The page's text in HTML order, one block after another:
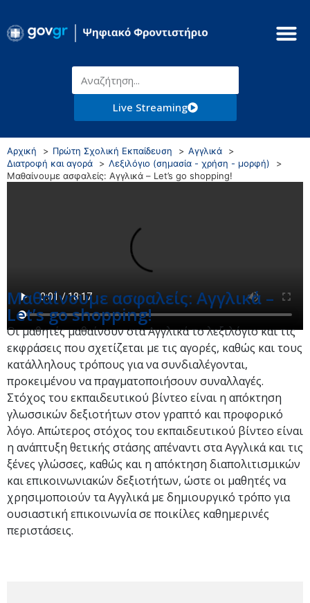
Live Streaming
Αρχική Πρώτη Σχολική Εκπαίδευση
Αγγλικά
Διατροφή και αγορά
Λεξιλόγιο (σημασία - χρήση - μορφή)
Μαθαίνουμε ασφαλείς: Αγγλικά – Let’s go shopping!
Μαθαίνουμε ασφαλείς: Αγγλικά –
Let’s go shopping!
Οι μαθητές μαθαίνουν στα Αγγλικά το λεξιλόγιο και τις
εκφράσεις που σχετίζεται με τις αγορές, καθώς και τους
κατάλληλους τρόπους για να συνδιαλέγονται,
προκειμένου να πραγματοποιήσουν συναλλαγές.
Στόχος του εκπαιδευτικού βίντεο είναι η απόκτηση
γλωσσικών δεξιοτήτων στον γραπτό και προφορικό
λόγο. Απώτερος στόχος του εκπαιδευτικού βίντεο είναι
η ανάπτυξη θετικής στάσης απέναντι στα Αγγλικά και τις
ξένες γλώσσες, καθώς και η απόκτηση διαπολιτισμικών
και επικοινωνιακών δεξιοτήτων, ώστε οι μαθητές να
χρησιμοποιούν τα Αγγλικά με δημιουργικό τρόπο για
ουσιαστική επικοινωνία σε ποικίλες καθημερινές
περιστάσεις.